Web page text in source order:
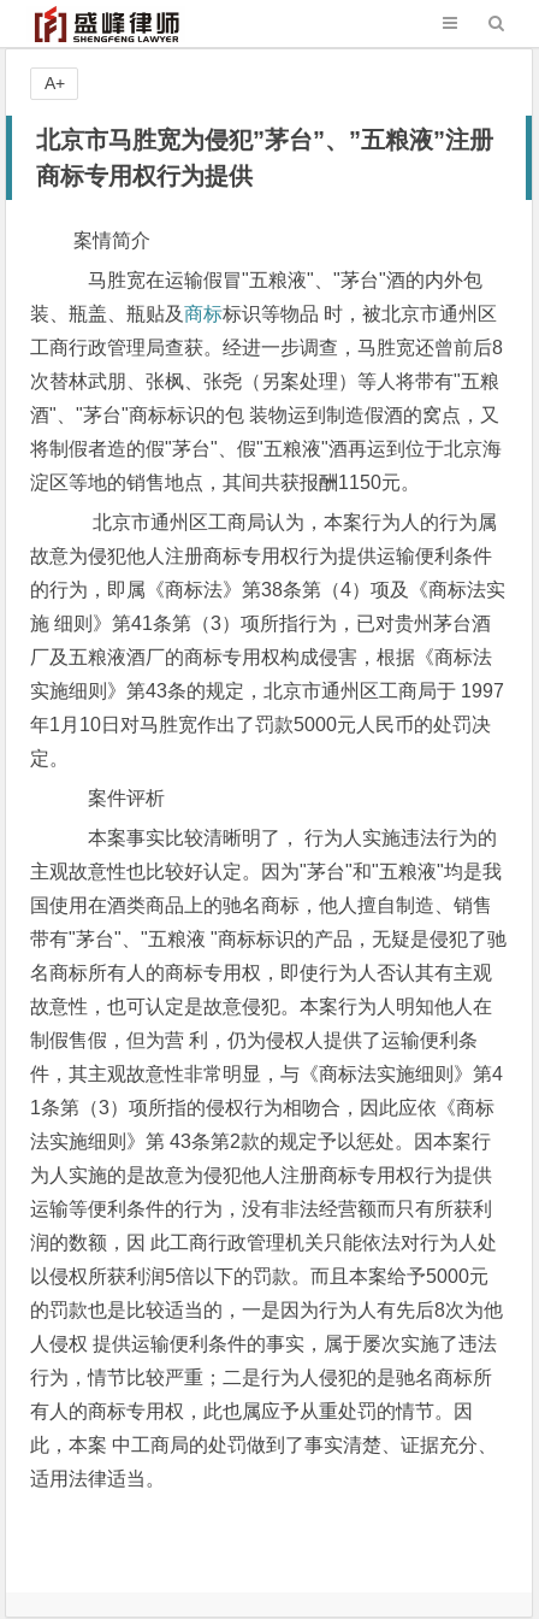
北京市马胜宽为侵犯”茅台”、”五粮液”注册
商标专用权行为提供
案情简介
马胜宽在运输假冒"五粮液"、"茅台"酒的内外包
装、瓶盖、瓶贴及商标标识等物品 时，被北京市通州区
工商行政管理局查获。经进一步调查，马胜宽还曾前后8
次替林武朋、张枫、张尧（另案处理）等人将带有"五粮
酒"、"茅台"商标标识的包 装物运到制造假酒的窝点，又
将制假者造的假"茅台"、假"五粮液"酒再运到位于北京海
淀区等地的销售地点，其间共获报酬1150元。
北京市通州区工商局认为，本案行为人的行为属
故意为侵犯他人注册商标专用权行为提供运输便利条件
的行为，即属《商标法》第38条第（4）项及《商标法实
施 细则》第41条第（3）项所指行为，已对贵州茅台酒
厂及五粮液酒厂的商标专用权构成侵害，根据《商标法
实施细则》第43条的规定，北京市通州区工商局于 1997
年1月10日对马胜宽作出了罚款5000元人民币的处罚决
定。
案件评析
本案事实比较清晰明了， 行为人实施违法行为的
主观故意性也比较好认定。因为"茅台"和"五粮液"均是我
国使用在酒类商品上的驰名商标，他人擅自制造、销售
带有"茅台"、"五粮液 "商标标识的产品，无疑是侵犯了驰
名商标所有人的商标专用权，即使行为人否认其有主观
故意性，也可认定是故意侵犯。本案行为人明知他人在
制假售假，但为营 利，仍为侵权人提供了运输便利条
件，其主观故意性非常明显，与《商标法实施细则》第4
1条第（3）项所指的侵权行为相吻合，因此应依《商标
法实施细则》第 43条第2款的规定予以惩处。因本案行
为人实施的是故意为侵犯他人注册商标专用权行为提供
运输等便利条件的行为，没有非法经营额而只有所获利
润的数额，因 此工商行政管理机关只能依法对行为人处
以侵权所获利润5倍以下的罚款。而且本案给予5000元
的罚款也是比较适当的，一是因为行为人有先后8次为他
人侵权 提供运输便利条件的事实，属于屡次实施了违法
行为，情节比较严重；二是行为人侵犯的是驰名商标所
有人的商标专用权，此也属应予从重处罚的情节。因
此，本案 中工商局的处罚做到了事实清楚、证据充分、
适用法律适当。
A+